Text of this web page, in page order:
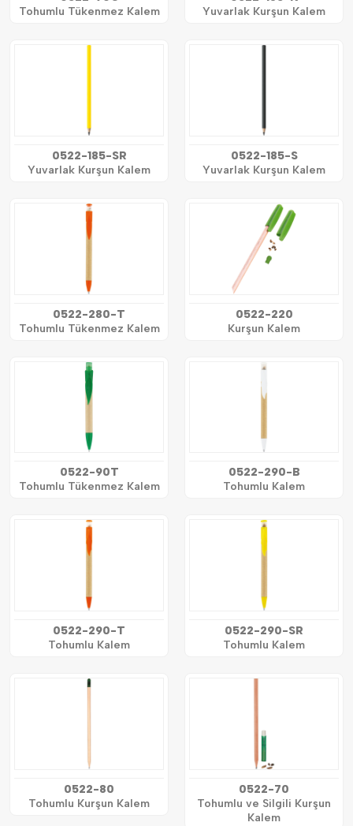
Tohumlu Tükenmez Kalem
Yuvarlak Kurşun Kalem
0522-185-SR
Yuvarlak Kurşun Kalem
0522-185-S
Yuvarlak Kurşun Kalem
0522-280-T
Tohumlu Tükenmez Kalem
0522-220
Kurşun Kalem
0522-90T
Tohumlu Tükenmez Kalem
0522-290-B
Tohumlu Kalem
0522-290-T
Tohumlu Kalem
0522-290-SR
Tohumlu Kalem
0522-80
Tohumlu Kurşun Kalem
0522-70
Tohumlu ve Silgili Kurşun
Kalem